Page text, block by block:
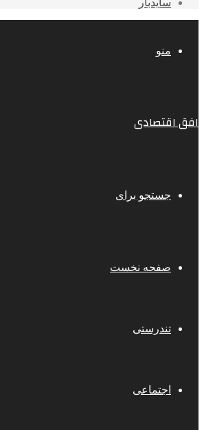
سایدبار
منو
افق اقتصادی
جستجو برای
صفحه نخست
تندرستی
اجتماعی